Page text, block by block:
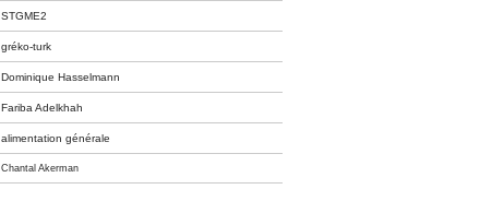
STGME2
gréko-turk
Dominique Hasselmann
Fariba Adelkhah
alimentation générale
Chantal Akerman